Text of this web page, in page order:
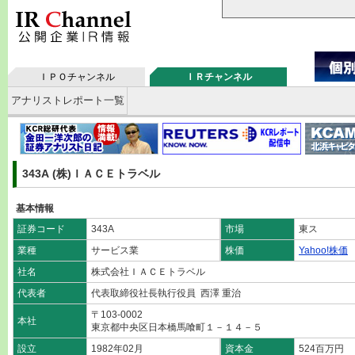
ＩＰＯチャンネル ＩＲチャンネル
アナリストレポート一覧
343A (株)ＩＡＣＥトラベル
基本情報
証券コード
343A 市場
東ス
業種
サービス業 株価
Yahoo!株価
社名
株式会社ＩＡＣＥトラベル
代表者
代表取締役社長執行役員 西澤 重治
本社
〒103-0002
東京都中央区日本橋馬喰町１－１４－５
設立
1982年02月 資本金
524百万円